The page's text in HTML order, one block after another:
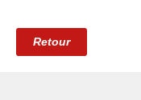
Retour